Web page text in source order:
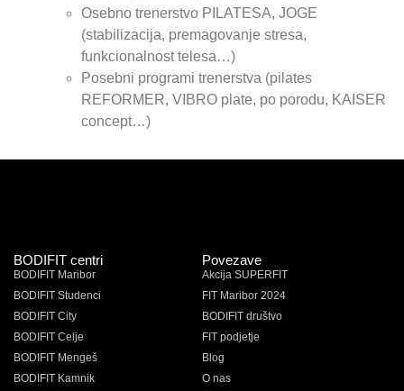
Osebno trenerstvo PILATESA, JOGE
(stabilizacija, premagovanje stresa,
funkcionalnost telesa…)
Posebni programi trenerstva (pilates
REFORMER, VIBRO plate, po porodu, KAISER
concept…)
BODIFIT centri
BODIFIT Maribor
BODIFIT Studenci
BODIFIT City
BODIFIT Celje
BODIFIT Mengeš
BODIFIT Kamnik
Povezave
Akcija SUPERFIT
FIT Maribor 2024
BODIFIT društvo
FIT podjetje
Blog
O nas